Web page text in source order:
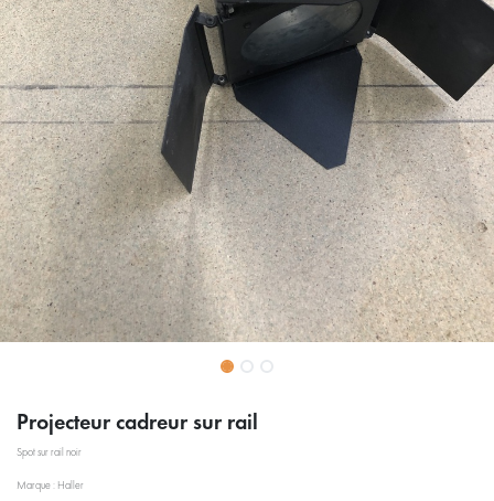
Projecteur cadreur sur rail
Spot sur rail noir
Marque : Haller